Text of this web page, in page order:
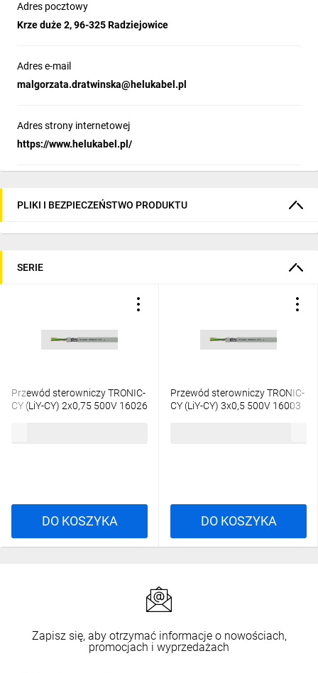
Adres pocztowy
Krze duże 2, 96-325 Radziejowice
Adres e-mail
malgorzata.dratwinska@helukabel.pl
Adres strony internetowej
https://www.helukabel.pl/
PLIKI I BEZPIECZEŃSTWO PRODUKTU
SERIE
Przewód sterowniczy TRONIC-
CY (LiY-CY) 2x0,75 500V 16026
DO KOSZYKA
Przewód sterowniczy TRONIC-
CY (LiY-CY) 3x0,5 500V 16003
DO KOSZYKA
Zapisz się, aby otrzymać informacje o nowościach,
promocjach i wyprzedażach